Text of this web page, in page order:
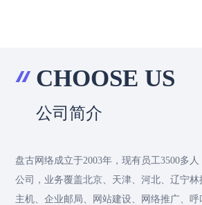
CHOOSE US
公司简介
盘古网络成立于2003年，现有员工3500多
公司，业务覆盖北京、天津、河北、辽宁
主机、企业邮局、网站建设、网络推广、呼